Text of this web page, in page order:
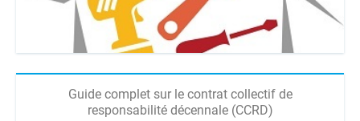
Guide complet sur le contrat collectif de
responsabilité décennale (CCRD)